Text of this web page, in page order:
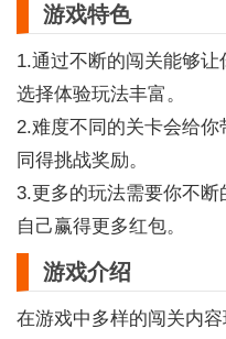
游戏特色
1.通过不断的闯关能够
选择体验玩法丰富。
2.难度不同的关卡会给
同得挑战奖励。
3.更多的玩法需要你不
自己赢得更多红包。
游戏介绍
在游戏中多样的闯关内